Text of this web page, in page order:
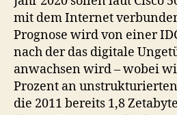
mit dem Internet
Prognose wird von einer
nach der das digitale
anwachsen wird – wobei
Prozent an
die 2011 bereits 1,8